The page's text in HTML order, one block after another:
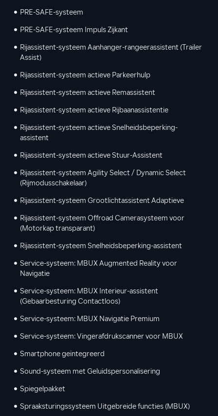
PRE-SAFE-systeem
PRE-SAFE-systeem Impuls Zijkant
Rijassistent-systeem Aanhanger-rangeerassistent (Trailer
Assist)
Rijassistent-systeem actieve Parkeerhulp
Rijassistent-systeem actieve Remassistent
Rijassistent-systeem actieve Rijbaanassistentie
Rijassistent-systeem actieve Snelheidsbeperking-
assistent
Rijassistent-systeem actieve Stuur-Assistent
Rijassistent-systeem Agility Select / Dynamic Select
(Rijmodusschakelaar)
Rijassistent-systeem Grootlichtassistent Adaptieve
Rijassistent-systeem Offroad Camerasysteem voor
(Motorkap transparant)
Rijassistent-systeem Snelheidsbeperking-assistent
Service-systeem: MBUX Augmented Reality voor
Navigatie
Service-systeem: MBUX Interieur-assistent
(Gebaarbesturing Contactloos)
Service-systeem: MBUX Navigatie Premium
Service-systeem: Vingerafdrukscanner voor MBUX
Smartphone geïntegreerd
Sound-systeem met Geluidspersonalisering
Spiegelpakket
Spraaksturingssysteem Uitgebreide functies (MBUX)